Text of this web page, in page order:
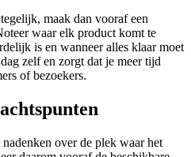
maak dan vooraf een
waar elk product komt te
is en wanneer alles klaar moet
zelf en zorgt dat je meer tijd
of bezoekers.
over de plek waar het